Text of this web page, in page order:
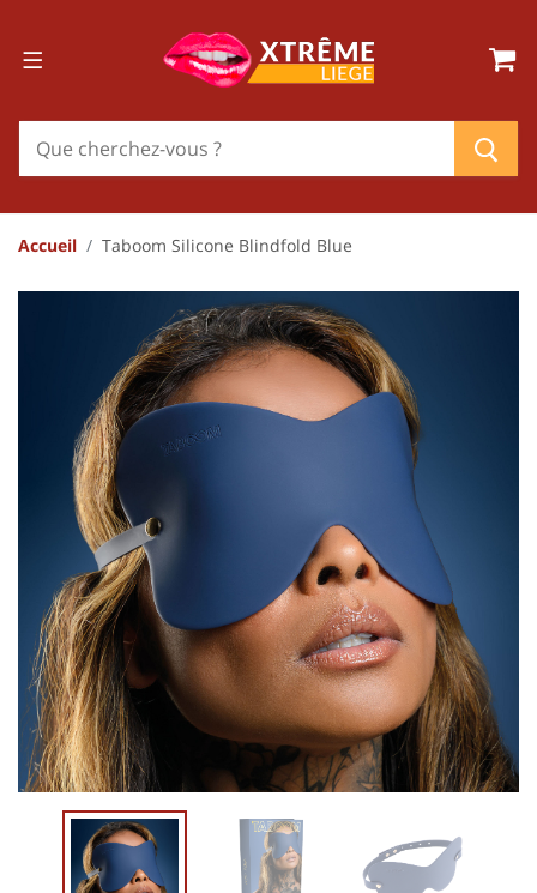
Accueil Taboom Silicone Blindfold Blue